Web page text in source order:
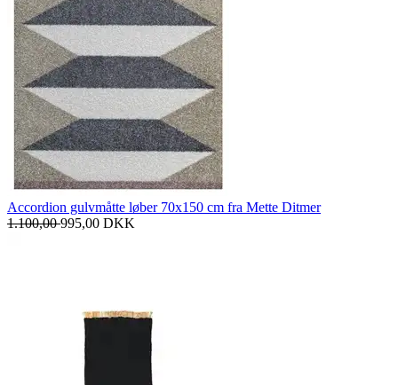
Accordion gulvmåtte løber 70x150 cm fra Mette Ditmer
1.100,00995,00 DKK